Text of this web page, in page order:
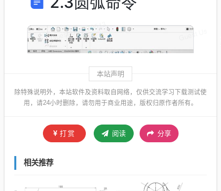
本站声明
除特殊说明外，本站软件及资料取自网络，仅供交流学习下载测试使
用，请24小时删除，请勿用于商业用途，版权归原作者所有。
打赏 阅读 分享
相关推荐